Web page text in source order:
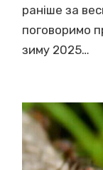
раніше за
поговоримо
зиму 2025…